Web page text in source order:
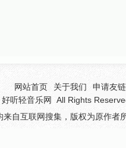
网站首页 关于我们
申请友
好听轻音乐网
All Rights
来自互联网搜集，版权为原作者